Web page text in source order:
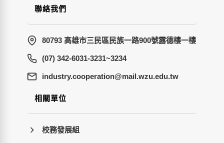
聯絡我們
80793 高雄市三民區民族一路900號露德樓一樓
(07) 342-6031-3231~3234
wt.ude.uzw.liam@noitarepooc.yrtsudni
相關單位
校務發展組